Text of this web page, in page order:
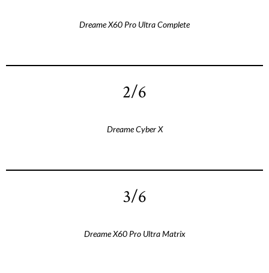
Dreame X60 Pro Ultra Complete
2/6
Dreame Cyber X
3/6
Dreame X60 Pro Ultra Matrix